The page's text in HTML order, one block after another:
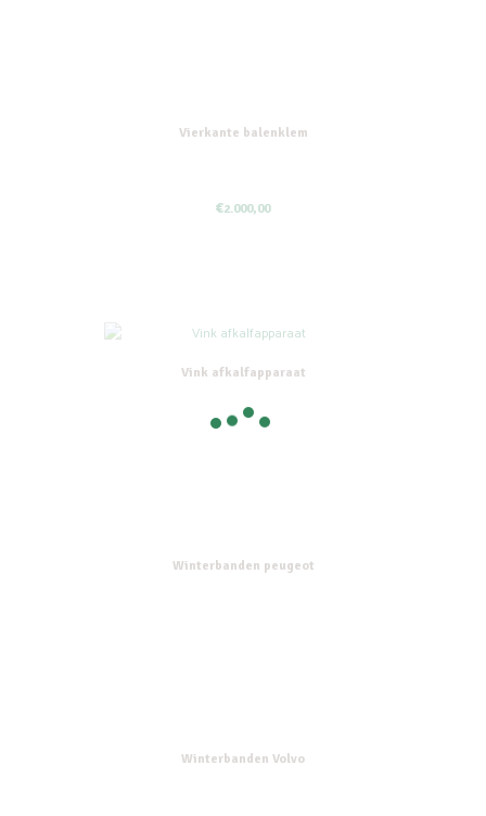
Vierkante balenklem
€2.000,00
Vink afkalfapparaat
Winterbanden peugeot
Winterbanden Volvo